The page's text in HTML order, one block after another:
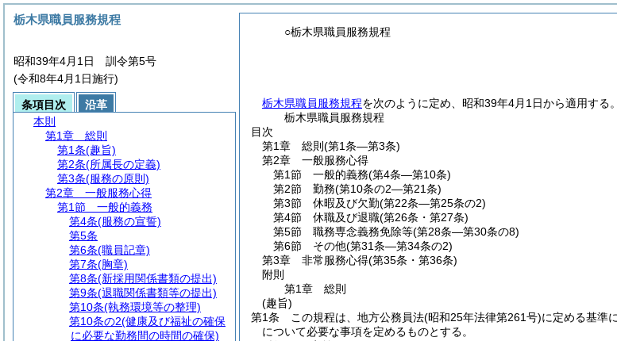
○栃木県職員服務規程
栃木県職員服務規程を次のように定め、昭和39年4月1日から適用する。
栃木県職員服務規程
目次
第1章
総則 (第1条―第3条)
第2章
一般服務心得
第1節
一般的義務(第4条―第10条)
第2節
勤務(第10条の2―第21条)
第3節
休暇及び欠勤(第22条―第25条の2)
第4節
休職及び退職(第26条・第27条)
第5節
職務専念義務免除等(第28条―第30条の8)
第6節
その他(第31条―第34条の2)
第3章
非常服務心得(第35条・第36条)
附則
第1章
総則
(趣旨)
第1条
この規程は、地方公務員法(昭和25年法律第261号)に定める基準
について必要な事項を定めるものとする。
栃木県職員服務規程
昭和39年4月1日 訓令第5号
(令和8年4月1日施行)
条項目次
沿革
本則
第1章
総則
第1条(趣旨)
第2条(所属長の定義)
第3条(服務の原則)
第2章
一般服務心得
第1節
一般的義務
第4条(服務の宣誓)
第5条
第6条(職員記章)
第7条(胸章)
第8条(新採用関係書類の提出)
第9条(退職関係書類等の提出)
第10条(執務環境等の整理)
第10条の2(健康及び福祉の確保
に必要な勤務間の時間の確保)